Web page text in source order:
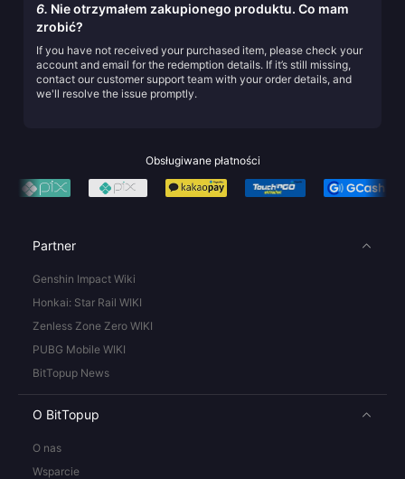
6. Nie otrzymałem zakupionego produktu. Co mam
zrobić?
If you have not received your purchased item, please check your
account and email for the redemption details. If it’s still missing,
contact our customer support team with your order details, and
we'll resolve the issue promptly.
Obsługiwane płatności
Partner
Genshin Impact Wiki
Honkai: Star Rail WIKI
Zenless Zone Zero WIKI
PUBG Mobile WIKI
BitTopup News
O BitTopup
O nas
Wsparcie